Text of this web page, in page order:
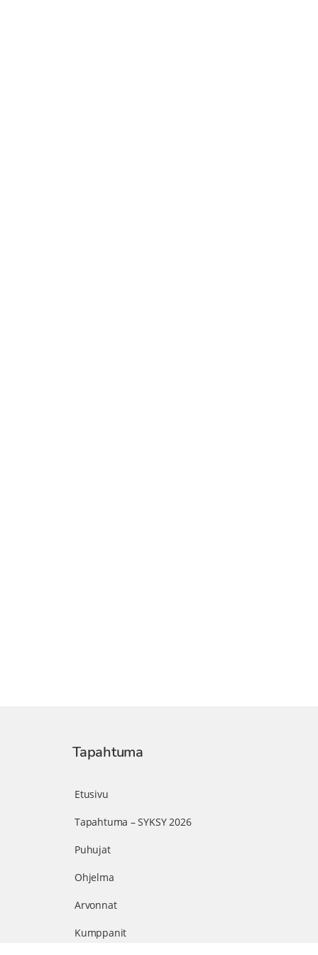
Tapahtuma
Etusivu
Tapahtuma – SYKSY 2026
Puhujat
Ohjelma
Arvonnat
Kumppanit